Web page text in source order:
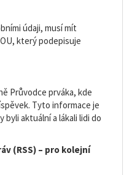
údaji, musí mít
který podepisuje
Průvodce prváka, kde
Tyto informace je
aktuální a lákali lidi do
(RSS) – pro kolejní